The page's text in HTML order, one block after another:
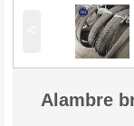
Alambre